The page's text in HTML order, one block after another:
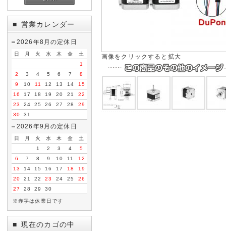
■ 営業カレンダー
2026年8月の定休日
日 月 火 水 木 金
土
1
2
3 4 5 6 7
8
9
10 11 12 13 14
15
16
17 18 19 20 21
22
23
24 25 26 27 28
29
30
31
2026年9月の定休日
日 月 火 水 木 金
土
1
2 3 4
5
6
7 8 9 10 11
12
13
14 15 16 17 18
19
20
21 22 23 24 25
26
27
28 29 30
※赤字は休業日です
■ 現在のカゴの中
画像をクリックすると拡大